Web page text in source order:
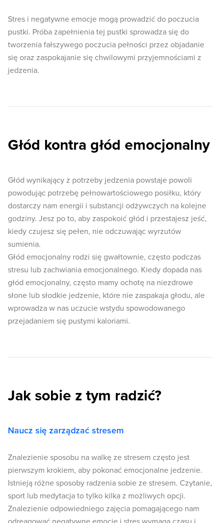
Stres i negatywne emocje mogą prowadzić do poczucia
pustki. Próba zapełnienia tej pustki sprowadza się do
tworzenia fałszywego poczucia pełności przez objadanie
się oraz zaspokajanie się chwilowymi przyjemnościami z
jedzenia.
Głód kontra głód emocjonalny
Głód wynikający z potrzeby jedzenia powstaje powoli
powodując potrzebę pełnowartościowego posiłku, który
dostarczy nam energii i substancji odżywczych na kolejne
godziny. Jesz po to, aby zaspokoić głód i przestajesz jeść,
kiedy czujesz się pełen, nie odczuwając wyrzutów
sumienia.
Głód emocjonalny rodzi się gwałtownie, często podczas
stresu lub zachwiania emocjonalnego. Kiedy dopada nas
głód emocjonalny, często mamy ochotę na niezdrowe
słone lub słodkie jedzenie, które nie zaspakaja głodu, ale
wprowadza w nas uczucie wstydu spowodowanego
przejadaniem się pustymi kaloriami.
Jak sobie z tym radzić?
Naucz się zarządzać stresem
Znalezienie sposobu na walkę ze stresem często jest
pierwszym krokiem, aby pokonać emocjonalne jedzenie.
Istnieją różne sposoby radzenia sobie ze stresem. Czytanie,
sport lub medytacja to tylko kilka z możliwych opcji.
Znalezienie odpowiedniego zajęcia pomagającego nam